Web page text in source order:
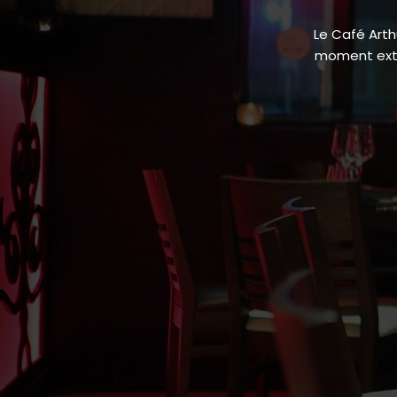
Le Café
moment